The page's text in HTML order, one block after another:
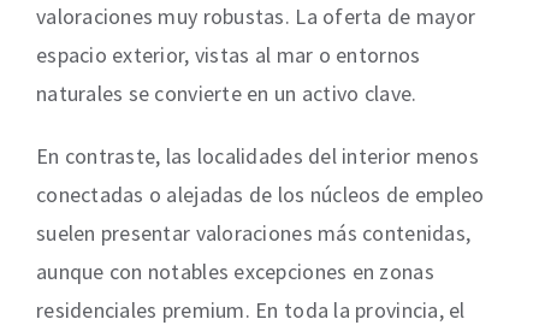
valoraciones muy robustas. La oferta de mayor
espacio exterior, vistas al mar o entornos
naturales se convierte en un activo clave.
En contraste, las localidades del interior menos
conectadas o alejadas de los núcleos de empleo
suelen presentar valoraciones más contenidas,
aunque con notables excepciones en zonas
residenciales premium. En toda la provincia, el